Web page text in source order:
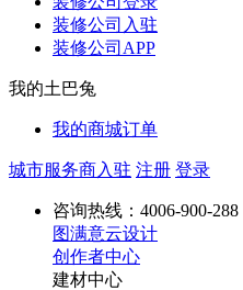
装修公司入驻
装修公司APP
我的土巴兔
我的商城订单
城市服务商入驻 注册 登录
咨询热线： 4006-900-288
图满意云设计
创作者中心
建材中心